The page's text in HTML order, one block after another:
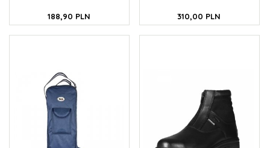
188,90 PLN 310,00 PLN